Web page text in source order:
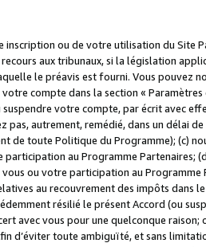
ou de votre utilisation du Site
aux tribunaux, si la législation
le préavis est fourni. Vous pouvez
compte dans la section « Paramètres
votre compte, par écrit avec
pas, autrement, remédié, dans un délai
de toute Politique du Programme); (c)
au Programme Partenaires;
ou votre participation au
au recouvrement des impôts dans
résilié le présent Accord (ou
avec vous pour une quelconque raison;
d’éviter toute ambiguïté, et sans